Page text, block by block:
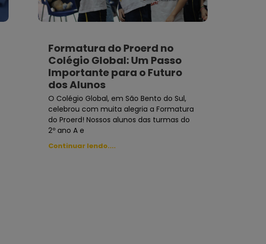
Formatura do Proerd no
Colégio Global: Um Passo
Importante para o Futuro
dos Alunos
O Colégio Global, em São Bento do Sul,
celebrou com muita alegria a Formatura
do Proerd! Nossos alunos das turmas do
2º ano A e
Continuar lendo....